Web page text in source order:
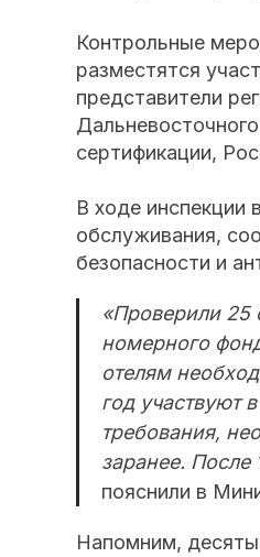
Контрольные
разместятся
представители
сертификации,
В ходе инспекции
обслуживания,
безопасности и
«Проверили 25
номерного
отелям
год участвуют
требования,
заранее. После
пояснили в
Напомним,